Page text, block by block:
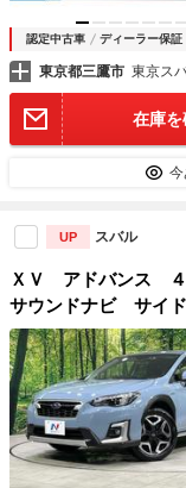
認定中古車 ディーラー保証
東京都三鷹市 東京ス
在庫
今
UP スバル
ＸＶ アドバンス
サウンドナビ サイ
ロジー レーダーク
コ スマートキー Ｌ